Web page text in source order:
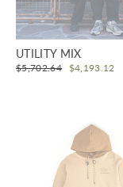
UTILITY MIX
原
$5,702.64
優
$4,193.12